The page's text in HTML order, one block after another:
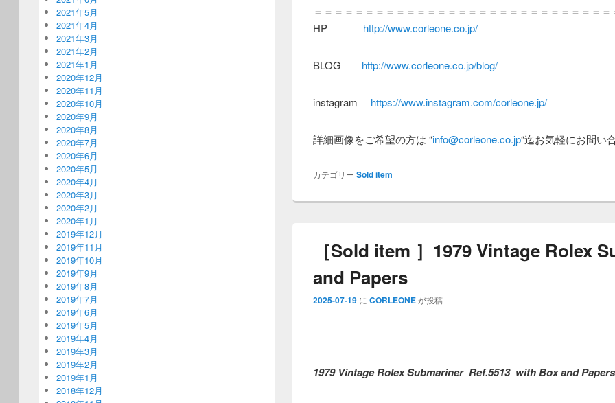
＝＝＝＝＝＝＝＝＝＝＝＝＝＝＝＝＝＝＝＝＝＝＝＝＝＝＝＝＝
HP
http://www.corleone.co.jp/
BLOG http://www.corleone.co.jp/blog/
instagram https://www.instagram.com/corleone.jp/
詳細画像をご希望の方は “info@corleone.co.jp“迄お気軽にお問い
カテゴリー Sold item
［Sold item ］1979 Vintage Rolex
and Papers
2025-07-19 に CORLEONEが投稿
1979 Vintage Rolex Submariner Ref.5513 with Box and Papers
2021年5月
2021年4月
2021年3月
2021年2月
2021年1月
2020年12月
2020年11月
2020年10月
2020年9月
2020年8月
2020年7月
2020年6月
2020年5月
2020年4月
2020年3月
2020年2月
2020年1月
2019年12月
2019年11月
2019年10月
2019年9月
2019年8月
2019年7月
2019年6月
2019年5月
2019年4月
2019年3月
2019年2月
2019年1月
2018年12月